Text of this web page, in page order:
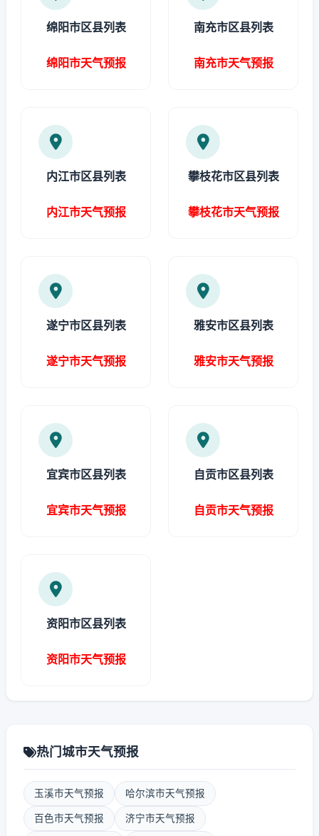
绵阳市区县列表
绵阳市天气预报
南充市区县列表
南充市天气预报
内江市区县列表
内江市天气预报
攀枝花市区县列表
攀枝花市天气预报
遂宁市区县列表
遂宁市天气预报
雅安市区县列表
雅安市天气预报
宜宾市区县列表
宜宾市天气预报
自贡市区县列表
自贡市天气预报
资阳市区县列表
资阳市天气预报
热门城市天气预报
玉溪市天气预报 哈尔滨市天气预报
百色市天气预报 济宁市天气预报